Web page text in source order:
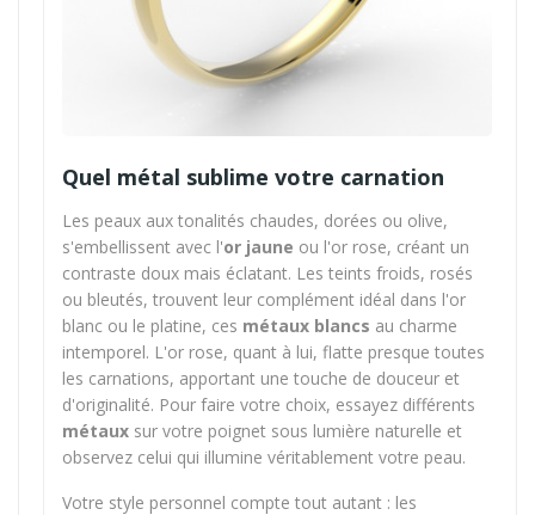
Quel métal sublime votre carnation
Les peaux aux tonalités chaudes, dorées ou olive,
s'embellissent avec l'or jaune ou l'or rose, créant un
contraste doux mais éclatant. Les teints froids, rosés
ou bleutés, trouvent leur complément idéal dans l'or
blanc ou le platine, ces métaux blancs au charme
intemporel. L'or rose, quant à lui, flatte presque toutes
les carnations, apportant une touche de douceur et
d'originalité. Pour faire votre choix, essayez différents
métaux sur votre poignet sous lumière naturelle et
observez celui qui illumine véritablement votre peau.
Votre style personnel compte tout autant : les